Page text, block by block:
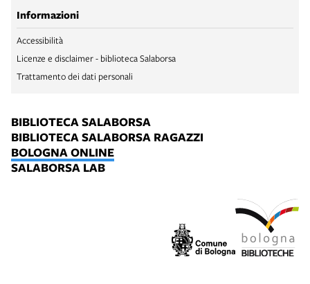
Informazioni
Accessibilità
Licenze e disclaimer - biblioteca Salaborsa
Trattamento dei dati personali
BIBLIOTECA SALABORSA
BIBLIOTECA SALABORSA RAGAZZI
BOLOGNA ONLINE
SALABORSA LAB